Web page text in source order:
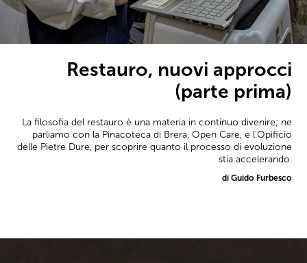
Restauro, nuovi approcci
(parte prima)
La filosofia del restauro è una materia in continuo divenire; ne
parliamo con la Pinacoteca di Brera, Open Care, e l'Opificio
delle Pietre Dure, per scoprire quanto il processo di evoluzione
stia accelerando.
di Guido Furbesco